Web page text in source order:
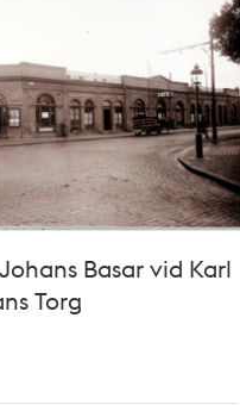
Basar vid Karl
Torg